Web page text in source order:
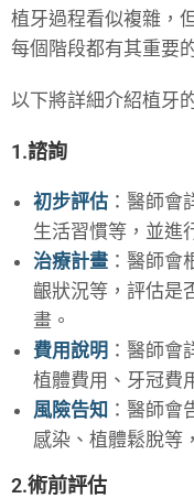
植牙過程看似複雜，
每個階段都有其重要
以下將詳細介紹植牙
1.諮詢
初步評估 ：醫師會
生活習慣等，並進
治療計畫 ：醫師
齦狀況等，評估是
畫。
費用說明 ：醫師會
植體費用、牙冠費
風險告知 ：醫師
感染、植體鬆脫等
2.術前評估